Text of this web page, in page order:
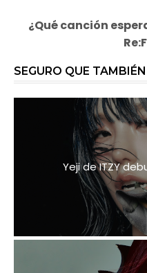
¿Qué canción
SEGURO QUE
Yeji de ITZY